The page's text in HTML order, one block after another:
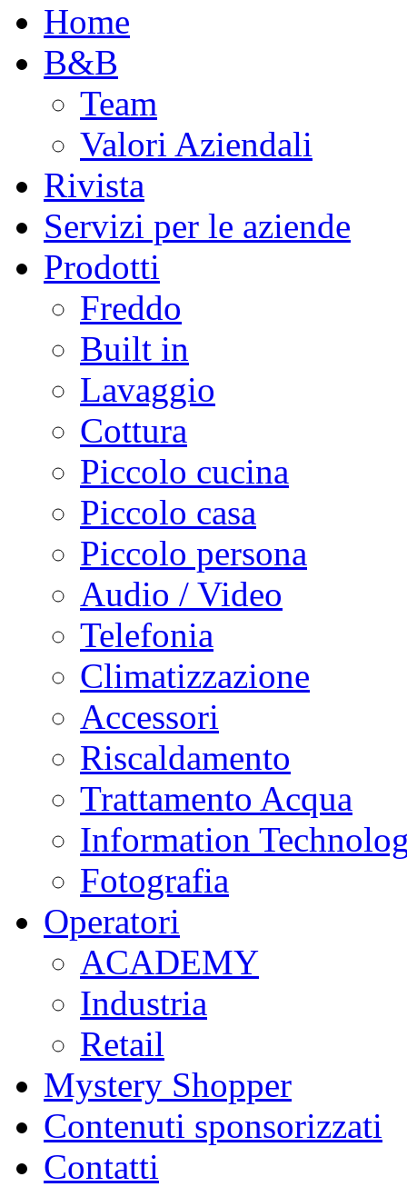
Home
B&B
Team
Valori Aziendali
Rivista
Servizi per le aziende
Prodotti
Freddo
Built in
Lavaggio
Cottura
Piccolo cucina
Piccolo casa
Piccolo persona
Audio / Video
Telefonia
Climatizzazione
Accessori
Riscaldamento
Trattamento Acqua
Information
Fotografia
Operatori
ACADEMY
Industria
Retail
Mystery Shopper
Contenuti sponsorizzati
Contatti